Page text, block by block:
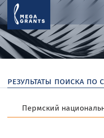
результаты поиска по